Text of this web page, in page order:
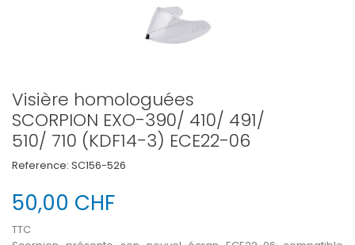
Visière homologuées
SCORPION EXO-390/ 410/ 491/
510/ 710 (KDF14-3) ECE22-06
Reference: SC156-526
50,00 CHF
TTC